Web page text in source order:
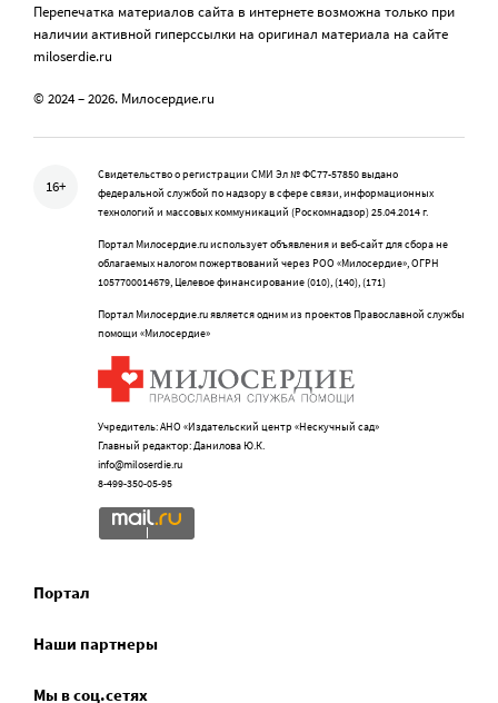
Перепечатка материалов сайта в интернете возможна только при
наличии активной гиперссылки на оригинал материала на сайте
miloserdie.ru
© 2024 – 2026. Милосердие.ru
16+
Свидетельство о регистрации СМИ Эл № ФС77-57850 выдано
федеральной службой по надзору в сфере связи, информационных
технологий и массовых коммуникаций (Роскомнадзор) 25.04.2014 г.
Портал Милосердие.ru использует объявления и веб-сайт для сбора не
облагаемых налогом пожертвований через РОО «Милосердие», ОГРН
1057700014679, Целевое финансирование (010), (140), (171)
Портал Милосердие.ru является одним из проектов Православной службы
помощи «Милосердие»
Учредитель: АНО «Издательский центр «Нескучный сад»
Главный редактор: Данилова Ю.К.
info@miloserdie.ru
8-499-350-05-95
Портал
Наши партнеры
Мы в соц.сетях